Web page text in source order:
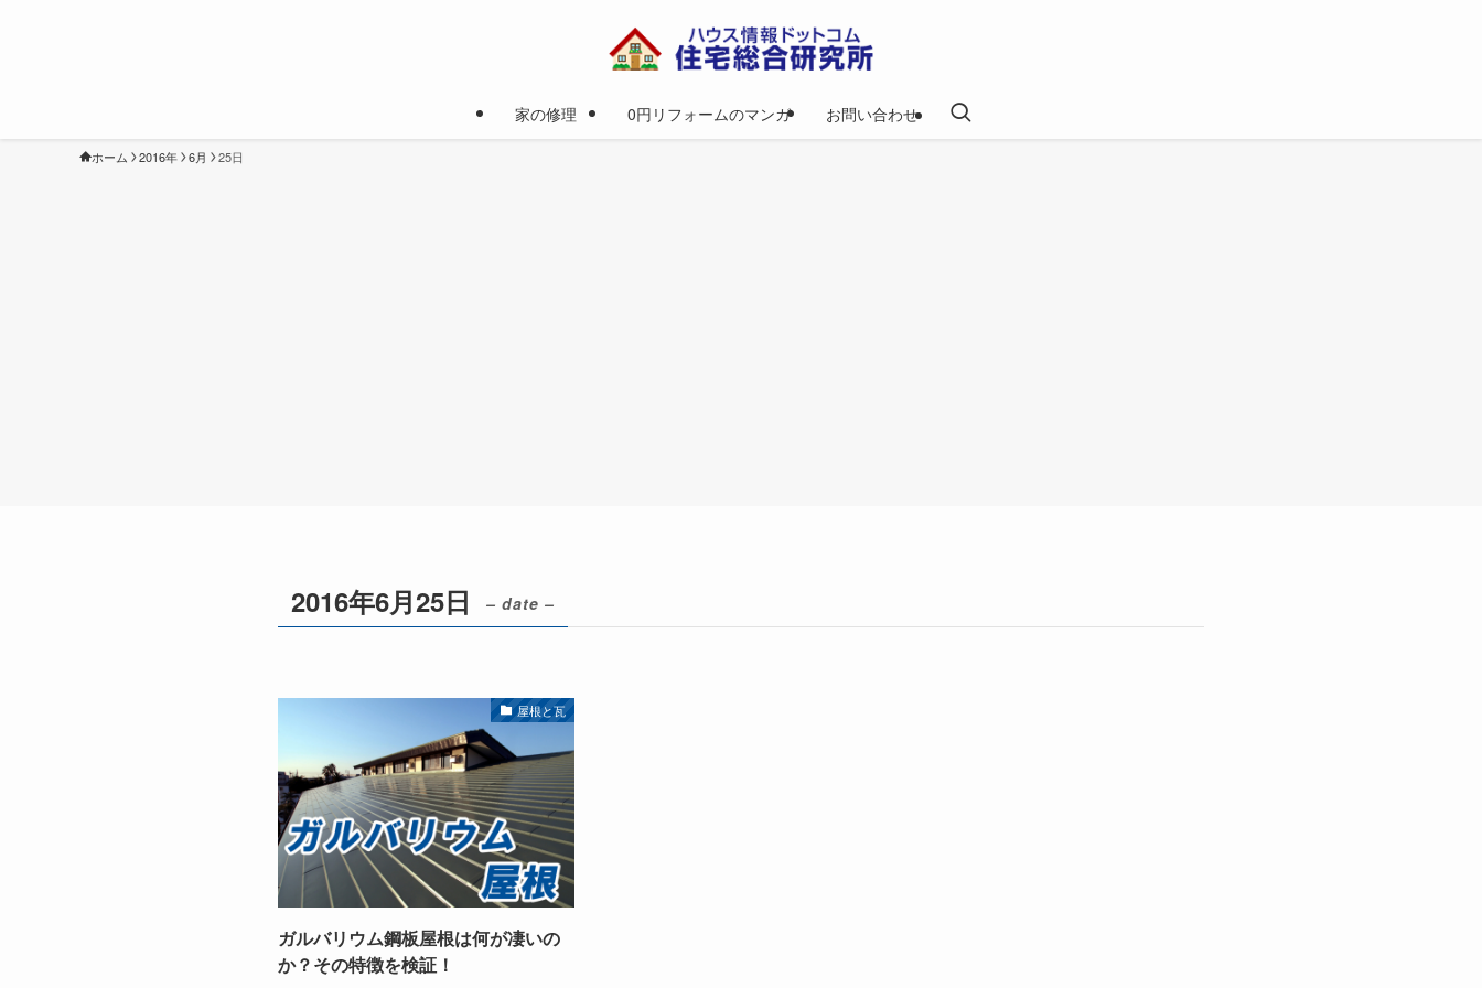
家の修理 0円リフォームのマンガ お問い合わせ
ホーム 2016年 6月 25日
2016年6月25日 – date –
屋根と瓦
ガルバリウム鋼板屋根は何が凄いの
か？その特徴を検証！